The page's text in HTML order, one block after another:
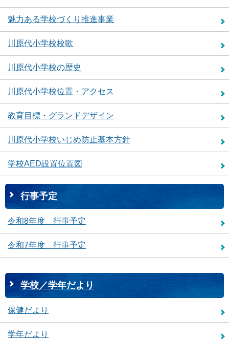
魅力ある学校づくり推進事業
川原代小学校校歌
川原代小学校の歴史
川原代小学校位置・アクセス
教育目標・グランドデザイン
川原代小学校いじめ防止基本方針
学校AED設置位置図
行事予定
令和8年度 行事予定
令和7年度 行事予定
学校／学年だより
保健だより
学年だより